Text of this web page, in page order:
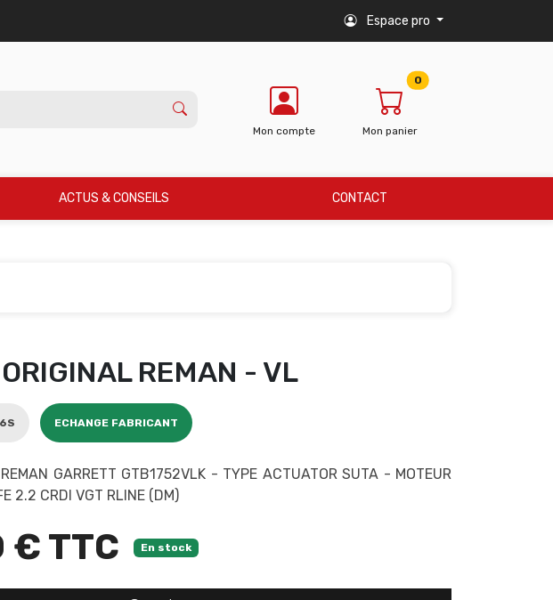
Espace pro
Mon compte Mon panier
0
ACTUS & CONSEILS CONTACT
REMAN - VL
ECHANGE FABRICANT
GARRETT GTB1752VLK - TYPE ACTUATOR SUTA - MOTEUR
2.2 CRDI VGT RLINE (DM)
€ TTC En stock